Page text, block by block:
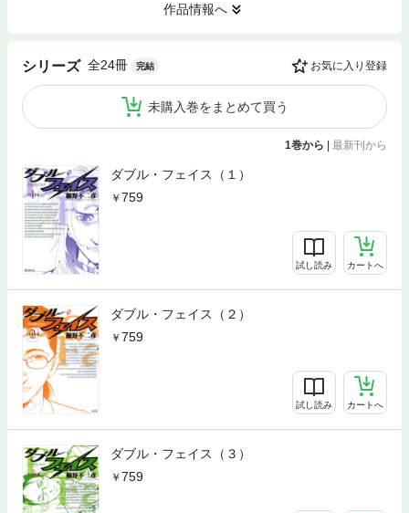
作品情報へ
シリーズ 全24冊 完結 お気に入り登録
未購入巻をまとめて買う
1巻から | 最新刊から
ダブル・フェイス（１）
759
試し読み カートへ
ダブル・フェイス（２）
759
試し読み カートへ
ダブル・フェイス（３）
759